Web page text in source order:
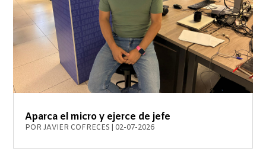
Aparca el micro y ejerce de jefe
PORJAVIER COFRECES 02-07-2026